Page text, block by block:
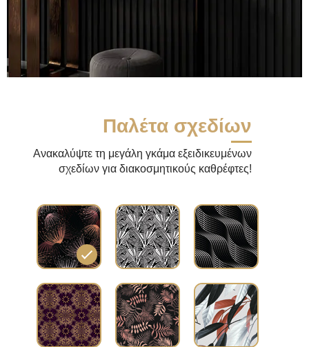
Παλέτα σχεδίων
Ανακαλύψτε τη μεγάλη γκάμα εξειδικευμένων
σχεδίων για διακοσμητικούς καθρέφτες!